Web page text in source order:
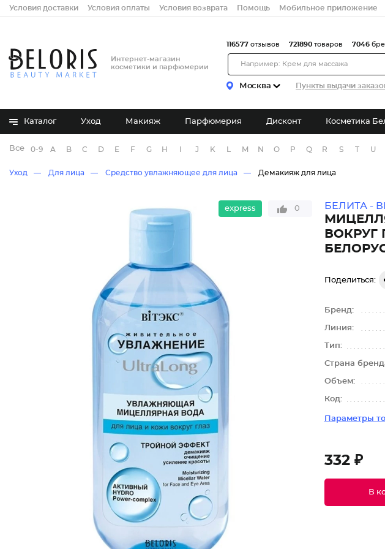
Условия доставки Условия оплаты Условия возврата Помощь Мобильное приложение
Интернет-магазин
косметики и парфюмерии
Москва Пункты выдачи
116577 отзывов 721890 товаров 7046
Каталог Уход Макияж Парфюмерия Дисконт Косметика
Все бренды
0-9 A B C D E F G H J K M N O P Q R S T U
Уход Для лица Средство увлажняющее для лица Демакияж для лица
express 0 БЕЛИТА -
Поделиться:
Бренд:
Линия:
Тип:
Страна
Объем:
Код:
Параметры
332 ₽
В